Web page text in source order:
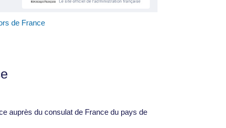
de France
auprès du consulat de France du pays de